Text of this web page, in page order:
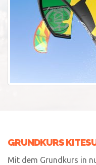
GRUNDKURS
Mit dem Grundkurs in